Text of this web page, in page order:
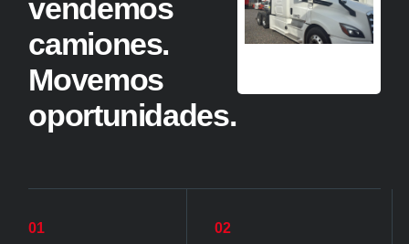
vendemos
camiones.
Movemos
oportunidades.
01 02